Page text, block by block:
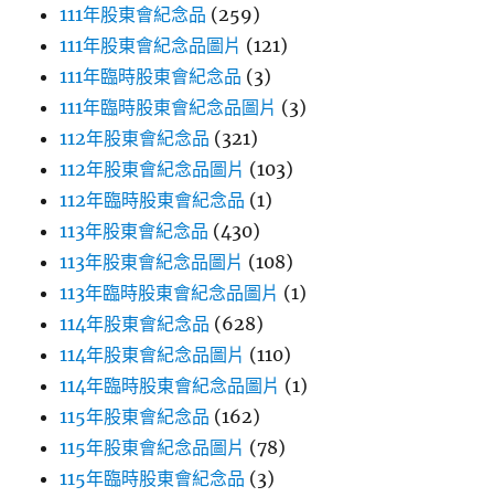
111年股東會紀念品 (259)
111年股東會紀念品圖片 (121)
111年臨時股東會紀念品 (3)
111年臨時股東會紀念品圖片 (3)
112年股東會紀念品 (321)
112年股東會紀念品圖片 (103)
112年臨時股東會紀念品 (1)
113年股東會紀念品 (430)
113年股東會紀念品圖片 (108)
113年臨時股東會紀念品圖片 (1)
114年股東會紀念品 (628)
114年股東會紀念品圖片 (110)
114年臨時股東會紀念品圖片 (1)
115年股東會紀念品 (162)
115年股東會紀念品圖片 (78)
115年臨時股東會紀念品 (3)